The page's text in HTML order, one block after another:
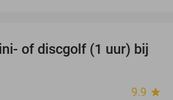
24%
of discgolf (1 uur) bij
9.9 star